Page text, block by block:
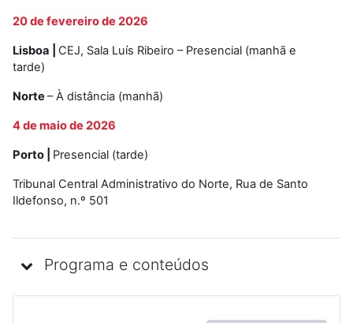
20 de fevereiro de 2026
Lisboa | CEJ, Sala Luís Ribeiro – Presencial (manhã e
tarde)
Norte– À distância (manhã)
4 de maio de 2026
Porto | Presencial (tarde)
Tribunal Central Administrativo do Norte, Rua de Santo
Ildefonso, n.º 501
Programa e conteúdos